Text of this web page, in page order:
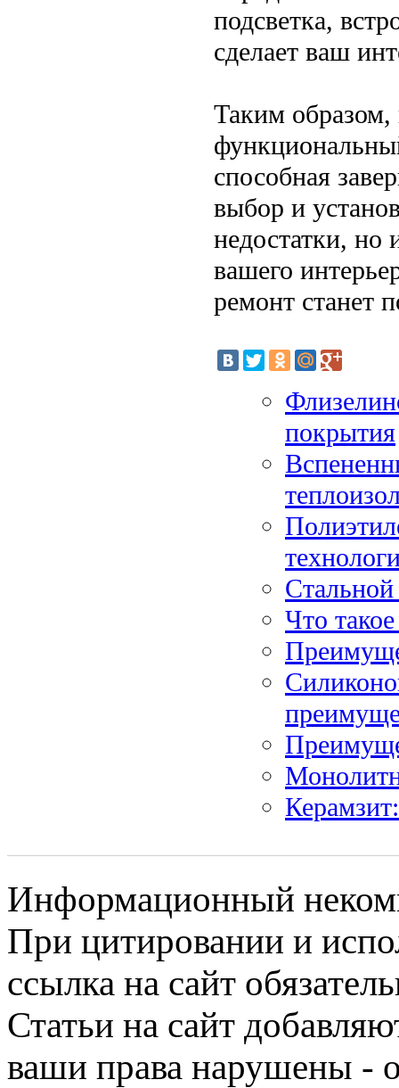
подсветка,
сделает ваш
Таким
способная
выбор и
недостатки, но
вашего
ремонт станет
покрытия
Что
Информационный
При цитировании и
ссылка на сайт
Статьи на сайт
ваши права нарушены -